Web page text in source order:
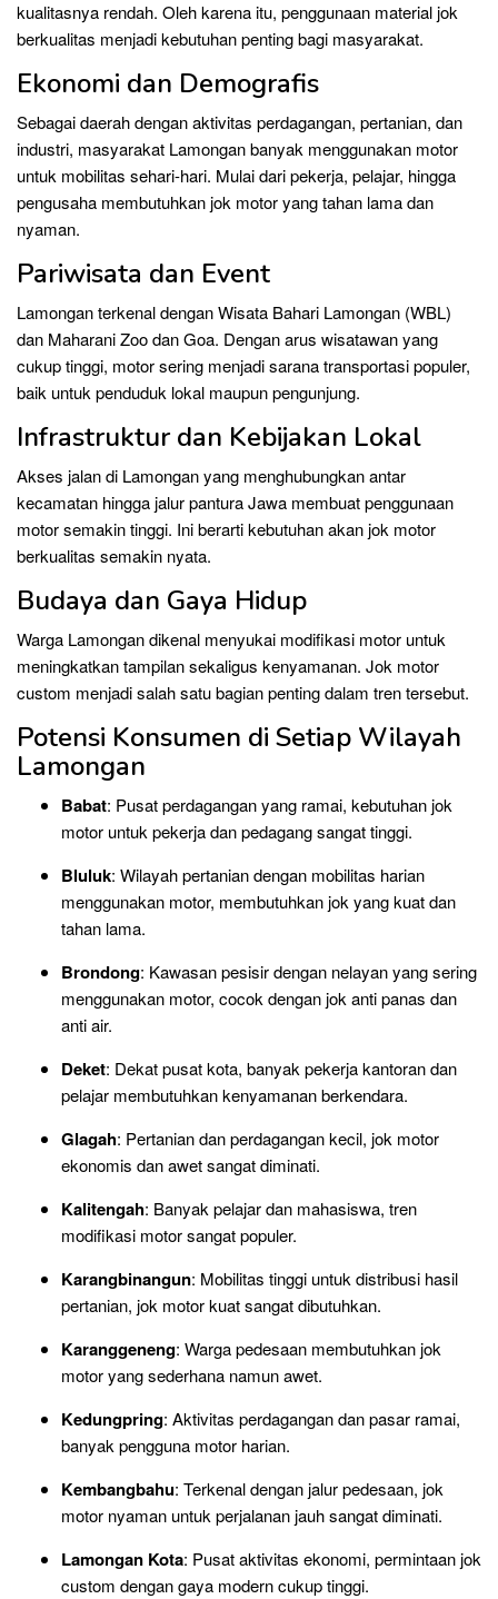
kualitasnya rendah. Oleh karena itu, penggunaan material jok
berkualitas menjadi kebutuhan penting bagi masyarakat.
Ekonomi dan Demografis
Sebagai daerah dengan aktivitas perdagangan, pertanian, dan
industri, masyarakat Lamongan banyak menggunakan motor
untuk mobilitas sehari-hari. Mulai dari pekerja, pelajar, hingga
pengusaha membutuhkan jok motor yang tahan lama dan
nyaman.
Pariwisata dan Event
Lamongan terkenal dengan Wisata Bahari Lamongan (WBL)
dan Maharani Zoo dan Goa. Dengan arus wisatawan yang
cukup tinggi, motor sering menjadi sarana transportasi populer,
baik untuk penduduk lokal maupun pengunjung.
Infrastruktur dan Kebijakan Lokal
Akses jalan di Lamongan yang menghubungkan antar
kecamatan hingga jalur pantura Jawa membuat penggunaan
motor semakin tinggi. Ini berarti kebutuhan akan jok motor
berkualitas semakin nyata.
Budaya dan Gaya Hidup
Warga Lamongan dikenal menyukai modifikasi motor untuk
meningkatkan tampilan sekaligus kenyamanan. Jok motor
custom menjadi salah satu bagian penting dalam tren tersebut.
Potensi Konsumen di Setiap Wilayah
Lamongan
Babat: Pusat perdagangan yang ramai, kebutuhan jok
motor untuk pekerja dan pedagang sangat tinggi.
Bluluk: Wilayah pertanian dengan mobilitas harian
menggunakan motor, membutuhkan jok yang kuat dan
tahan lama.
Brondong: Kawasan pesisir dengan nelayan yang sering
menggunakan motor, cocok dengan jok anti panas dan
anti air.
Deket: Dekat pusat kota, banyak pekerja kantoran dan
pelajar membutuhkan kenyamanan berkendara.
Glagah: Pertanian dan perdagangan kecil, jok motor
ekonomis dan awet sangat diminati.
Kalitengah: Banyak pelajar dan mahasiswa, tren
modifikasi motor sangat populer.
Karangbinangun: Mobilitas tinggi untuk distribusi hasil
pertanian, jok motor kuat sangat dibutuhkan.
Karanggeneng: Warga pedesaan membutuhkan jok
motor yang sederhana namun awet.
Kedungpring: Aktivitas perdagangan dan pasar ramai,
banyak pengguna motor harian.
Kembangbahu: Terkenal dengan jalur pedesaan, jok
motor nyaman untuk perjalanan jauh sangat diminati.
Lamongan Kota: Pusat aktivitas ekonomi, permintaan jok
custom dengan gaya modern cukup tinggi.